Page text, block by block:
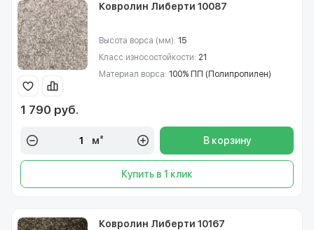
Ковролин Либерти 10087
Высота ворса (мм): 15
Класс износостойкости: 21
Материал ворса: 100% ПП (Полипропилен)
1 790 руб.
м² В корзину
Купить в 1 клик
Ковролин Либерти 10167